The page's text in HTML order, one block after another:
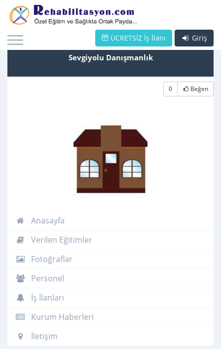
Giriş
ÜCRETSİZ İş İlanı
Sevgiyolu Danışmanlık
0 Beğen
Anasayfa
Verilen Eğitimler
Fotoğraflar
Personel
İş İlanları
Kurum Haberleri
İletişim